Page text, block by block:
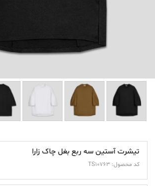
تیشرت آستین سه ربع بغل چاک زارا
کد محصول: TS10763